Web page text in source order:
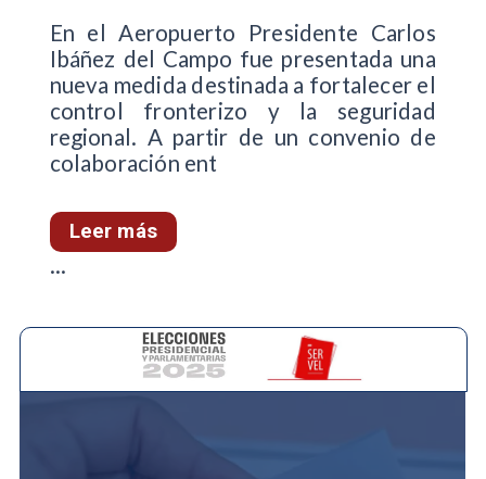
En el Aeropuerto Presidente Carlos
Ibáñez del Campo fue presentada una
nueva medida destinada a fortalecer el
control fronterizo y la seguridad
regional. A partir de un convenio de
colaboración ent
Leer más
...